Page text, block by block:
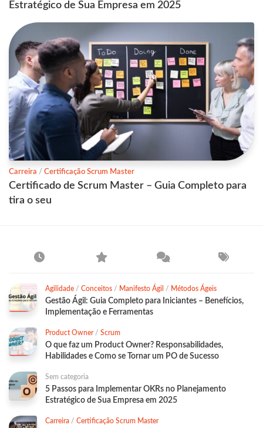
Estratégico de Sua Empresa em 2025
Carreira / Certificação Scrum Master
Certificado de Scrum Master – Guia Completo para
tira o seu
Agilidade / Conceitos / Manifesto Ágil / Métodos Ágeis
Gestão Ágil: Guia Completo para Iniciantes – Benefícios,
Implementação e Ferramentas
Product Owner/ Scrum
O que faz um Product Owner? Responsabilidades,
Habilidades e Como se Tornar um PO de Sucesso
Sem categoria
5 Passos para Implementar OKRs no Planejamento
Estratégico de Sua Empresa em 2025
Carreira / Certificação Scrum Master